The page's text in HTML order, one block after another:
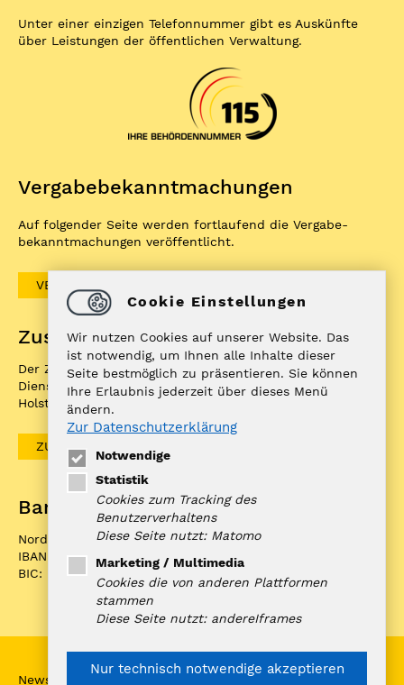
Unter einer einzigen Telefonnummer gibt es Auskünfte
über Leistungen der öffentlichen Verwaltung.
Vergabe­bekannt­machungen
Auf folgender Seite werden fortlaufend die Vergabe­
bekannt­machungen veröffentlicht.
VERGABEBEKANNTMACHUNGEN
Zuständigkeitenfinder
Der ZuFiSH ist ein Informations­portal rund um
Dienstleistungen, die die öffentliche Hand in Schleswig-
Holstein Ihnen als BürgerIn anbietet.
ZUFISH
Bankverbindung
Nord-Ostsee Sparkasse
IBAN: DE10 2175 0000 0070 0321 98
BIC: NOLADE21NOS
Newsletter Anmeldung Erklärung zur Barrierefreiheit
Cookie Einstellungen
Wir nutzen Cookies auf unserer Website. Das
ist notwendig, um Ihnen alle Inhalte dieser
Seite bestmöglich zu präsentieren. Sie können
Ihre Erlaubnis jederzeit über dieses Menü
ändern.
Zur Datenschutzerklärung
Notwendige
Statistik
Cookies zum Tracking des
Benutzerverhaltens
Diese Seite nutzt: Matomo
Marketing / Multimedia
Cookies die von anderen Plattformen
stammen
Diese Seite nutzt: andereIframes
Nur technisch notwendige akzeptieren